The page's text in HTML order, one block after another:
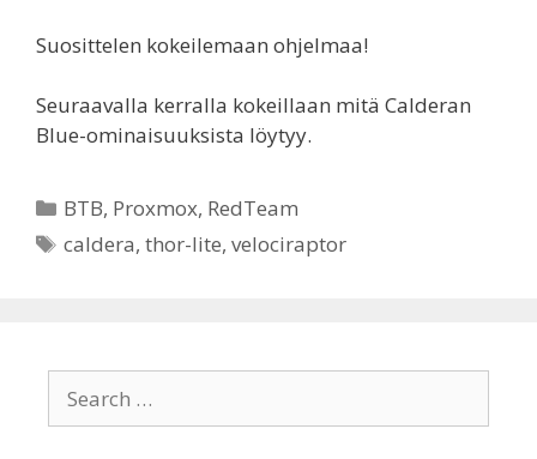
Suosittelen kokeilemaan ohjelmaa!
Seuraavalla kerralla kokeillaan mitä Calderan
Blue-ominaisuuksista löytyy.
Categories
BTB, Proxmox, RedTeam
Tags
caldera,thor-lite,velociraptor
for: